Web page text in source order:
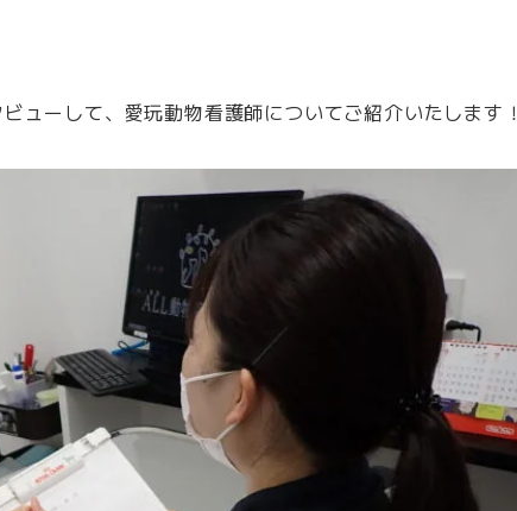
ューして、愛玩動物看護師についてご紹介いたします！